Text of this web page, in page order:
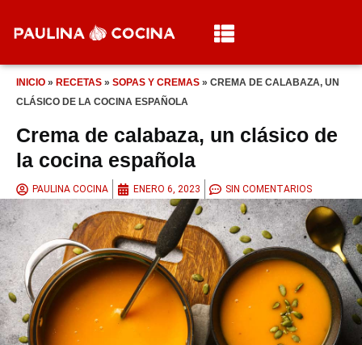
INICIO » RECETAS » SOPAS Y CREMAS » CREMA DE CALABAZA, UN
CLÁSICO DE LA COCINA ESPAÑOLA
Crema de calabaza, un clásico de
la cocina española
PAULINA COCINA ENERO 6, 2023 SIN COMENTARIOS